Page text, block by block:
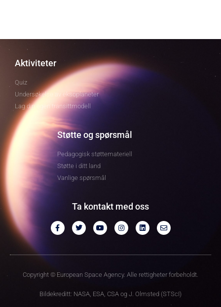
Aktiviteter
Quiz
Undersøkelse av eksoplaneter
Lag din egen transittmodell
Støtte og spørsmål
Pedagogisk støttemateriell
Støtte i ditt land
Vanlige spørsmål
Ta kontakt med oss
Copyright © European Space Agency. Alle rettigheter forbeholdt.
Bildekreditt: NASA, ESA, CSA og J. Olmsted (STScI)